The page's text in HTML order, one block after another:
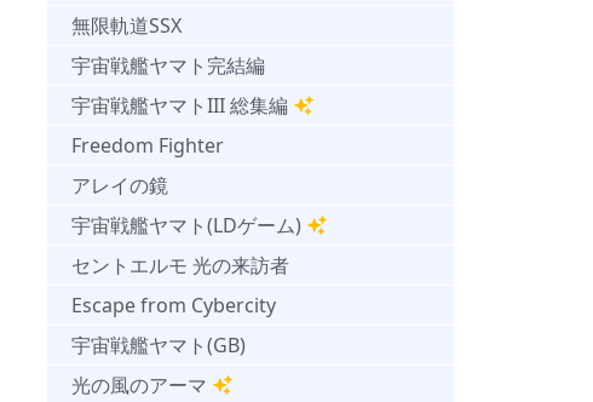
無限軌道SSX
宇宙戦艦ヤマト完結編
宇宙戦艦ヤマトIII 総集編
Freedom Fighter
アレイの鏡
宇宙戦艦ヤマト(LDゲーム)
セントエルモ 光の来訪者
Escape from Cybercity
宇宙戦艦ヤマト(GB)
光の風のアーマ